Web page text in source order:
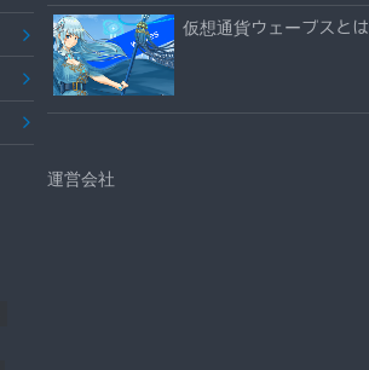
仮想通貨ウェーブスとは
運営会社